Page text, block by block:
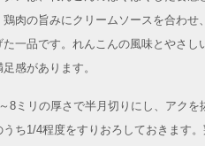
鶏肉の旨みにクリームソースを合わせ
た一品です。れんこんの風味とやさし
感があります。
8ミリの厚さで半月切りにし、アクを
うち1/4程度をすりおろしておきます